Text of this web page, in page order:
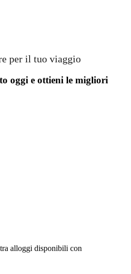
per il tuo viaggio
oggi e ottieni le migliori
alloggi disponibili con